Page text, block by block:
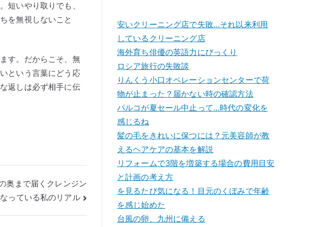
短いやり取りでも、
を無視しないこと
す。だからこそ、無
という言葉にどう応
返しは必ず相手に伝
奥まで届くクレンジン
っている私のリアル
安いクリーニング店で失敗…それ以来利用
しているクリーニング店
海外育ち俳優の英語力にびっくり
ロシア旅行の失敗談
りんくう小口オペレーションセンターで荷
物が止まった？届かない時の確認方法
パルコが夏セール中止って…時代の変化を
感じるね
髪の毛をきれいに保つには？元美容師が教
えるヘアケアの基本を解説
リフォームで3階を増築する場合の費用目安
と計画の考え方
を見るたび気になる！目元のくぼみで年齢
を感じ始めた
台風の卵、九州に備える